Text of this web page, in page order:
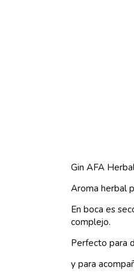
Gin AFA
Aroma herbal
En boca es
complejo.
Perfecto para
y para